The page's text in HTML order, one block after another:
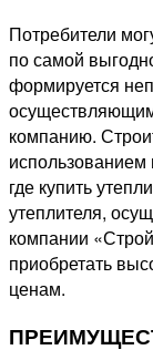
Потребители
по самой
формируется
компанию.
использованием
где купить
утеплителя,
компании
приобретать
ценам.